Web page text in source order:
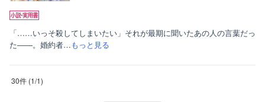
「……いっそ殺してしまいたい」それが最期に聞いたあの人の言葉だっ
た――。婚約者…もっと見る
30件 (1/1)